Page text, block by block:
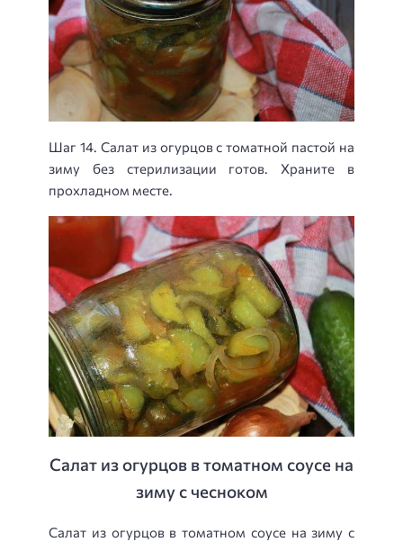
Шаг 14. Салат из огурцов с томатной пастой на
зиму без стерилизации готов. Храните в
прохладном месте.
Салат из огурцов в томатном соусе на
зиму с чесноком
Салат из огурцов в томатном соусе на зиму с